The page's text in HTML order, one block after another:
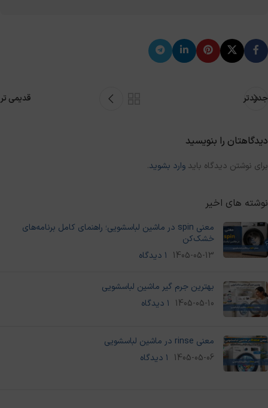
جدیدتر قدیمی تر
دیدگاهتان را بنویسید
برای نوشتن دیدگاه باید وارد بشوید.
نوشته های اخیر
معنی spin در ماشین لباسشویی؛ راهنمای کامل برنامه‌های
خشک‌کن
1405-05-13 ۱ دیدگاه
بهترین جرم گیر ماشین لباسشویی
1405-05-10 ۱ دیدگاه
معنی rinse در ماشین لباسشویی
1405-05-06 ۱ دیدگاه